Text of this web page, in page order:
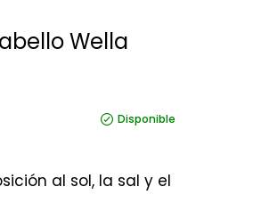
Wella
Disponible
al sol, la sal y el